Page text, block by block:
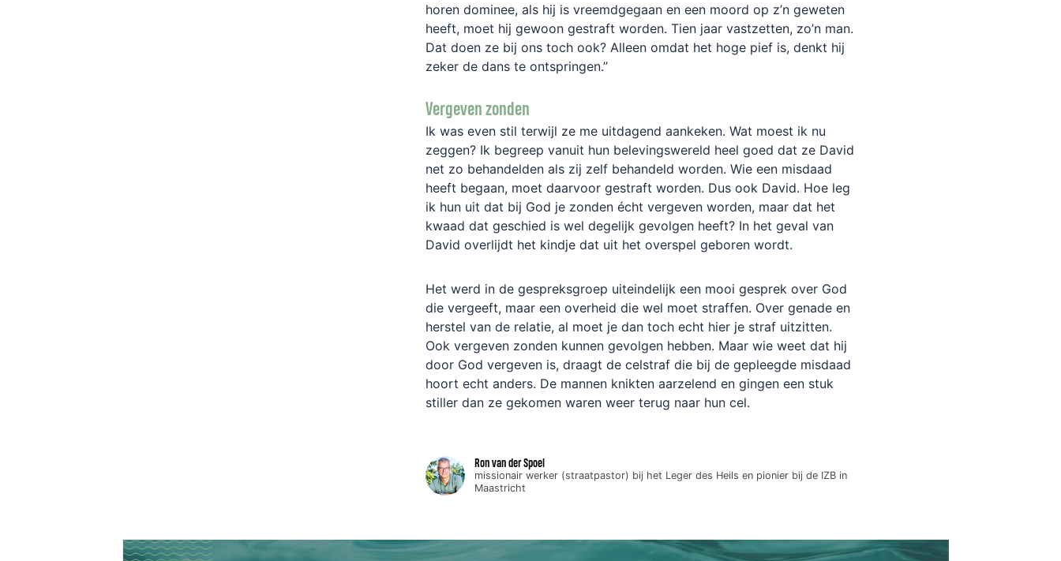
horen dominee, als hij is vreemdgegaan en een moord op z’n geweten
heeft, moet hij gewoon gestraft worden. Tien jaar vastzetten, zo’n man.
Dat doen ze bij ons toch ook? Alleen omdat het hoge pief is, denkt hij
zeker de dans te ontspringen.”
Vergeven zonden
Ik was even stil terwijl ze me uitdagend aankeken. Wat moest ik nu
zeggen? Ik begreep vanuit hun belevingswereld heel goed dat ze David
net zo behandelden als zij zelf behandeld worden. Wie een misdaad
heeft begaan, moet daarvoor gestraft worden. Dus ook David. Hoe leg
ik hun uit dat bij God je zonden écht vergeven worden, maar dat het
kwaad dat geschied is wel degelijk gevolgen heeft? In het geval van
David overlijdt het kindje dat uit het overspel geboren wordt.
Het werd in de gespreksgroep uiteindelijk een mooi gesprek over God
die vergeeft, maar een overheid die wel moet straffen. Over genade en
herstel van de relatie, al moet je dan toch echt hier je straf uitzitten.
Ook vergeven zonden kunnen gevolgen hebben. Maar wie weet dat hij
door God vergeven is, draagt de celstraf die bij de gepleegde misdaad
hoort echt anders. De mannen knikten aarzelend en gingen een stuk
stiller dan ze gekomen waren weer terug naar hun cel.
Ron van der Spoel
missionair werker (straatpastor) bij het Leger des Heils en pionier bij de IZB in
Maastricht